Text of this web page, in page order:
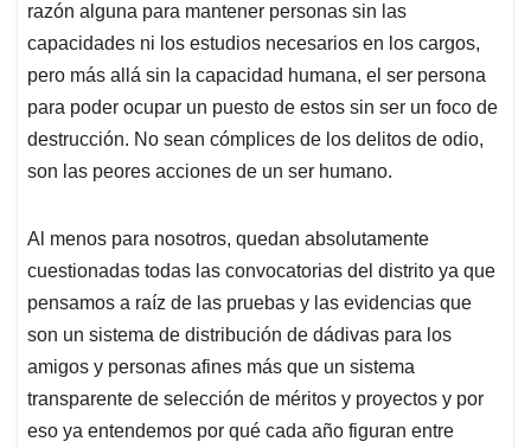
razón alguna para mantener personas sin las
capacidades ni los estudios necesarios en los cargos,
pero más allá sin la capacidad humana, el ser persona
para poder ocupar un puesto de estos sin ser un foco de
destrucción. No sean cómplices de los delitos de odio,
son las peores acciones de un ser humano.
Al menos para nosotros, quedan absolutamente
cuestionadas todas las convocatorias del distrito ya que
pensamos a raíz de las pruebas y las evidencias que
son un sistema de distribución de dádivas para los
amigos y personas afines más que un sistema
transparente de selección de méritos y proyectos y por
eso ya entendemos por qué cada año figuran entre